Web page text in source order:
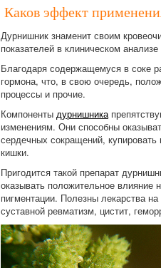
Каков эффект
Дурнишник знаменит своим
показателей в клиническом анализе
Благодаря содержащемуся в соке
гормона, что, в свою очередь,
процессы и прочие.
Компоненты дурнишника
изменениям. Они способны
сердечных сокращений,
кишки.
Пригодится такой препарат
оказывать положительное влияние
пигментации. Полезны лекарства
суставной ревматизм, цистит,